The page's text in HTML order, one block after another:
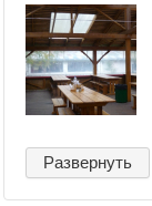
Развернуть